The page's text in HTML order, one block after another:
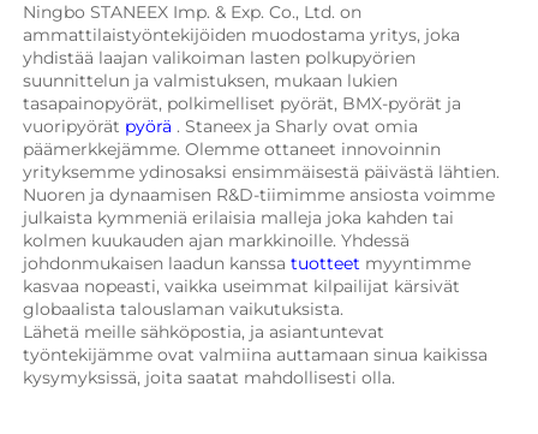
Ningbo STANEEX Imp. & Exp. Co., Ltd. on
ammattilaistyöntekijöiden muodostama yritys, joka
yhdistää laajan valikoiman lasten polkupyörien
suunnittelun ja valmistuksen, mukaan lukien
tasapainopyörät, polkimelliset pyörät, BMX-pyörät ja
vuoripyörät pyörä . Staneex ja Sharly ovat omia
päämerkkejämme. Olemme ottaneet innovoinnin
yrityksemme ydinosaksi ensimmäisestä päivästä lähtien.
Nuoren ja dynaamisen R&D-tiimimme ansiosta voimme
julkaista kymmeniä erilaisia malleja joka kahden tai
kolmen kuukauden ajan markkinoille. Yhdessä
johdonmukaisen laadun kanssa tuotteet myyntimme
kasvaa nopeasti, vaikka useimmat kilpailijat kärsivät
globaalista talouslaman vaikutuksista.
Lähetä meille sähköpostia, ja asiantuntevat
työntekijämme ovat valmiina auttamaan sinua kaikissa
kysymyksissä, joita saatat mahdollisesti olla.